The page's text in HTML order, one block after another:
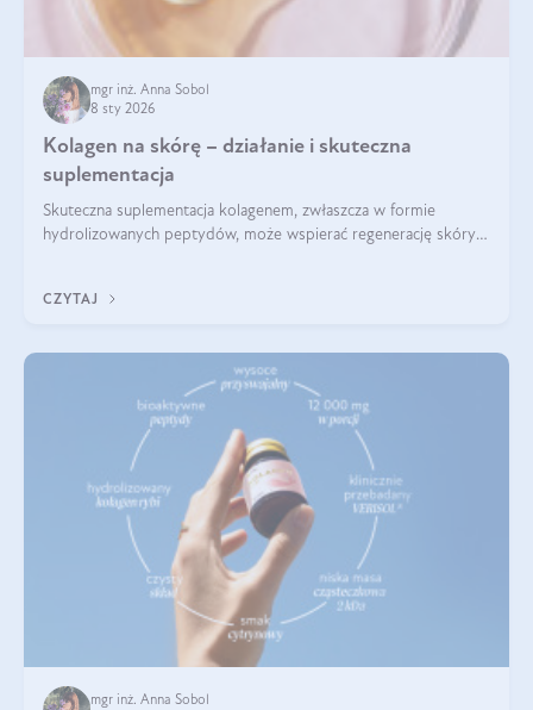
mgr inż. Anna Sobol
8 sty 2026
Kolagen na skórę – działanie i skuteczna
suplementacja
Skuteczna suplementacja kolagenem, zwłaszcza w formie
hydrolizowanych peptydów, może wspierać regenerację skóry i
CZYTAJ
mgr inż. Anna Sobol